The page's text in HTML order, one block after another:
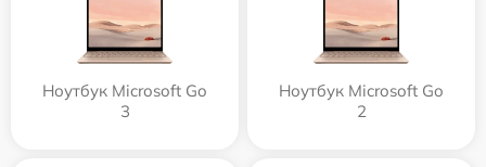
Ноутбук Microsoft Go
3
Ноутбук Microsoft Go
2